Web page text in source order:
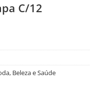
C/12
Beleza e Saúde